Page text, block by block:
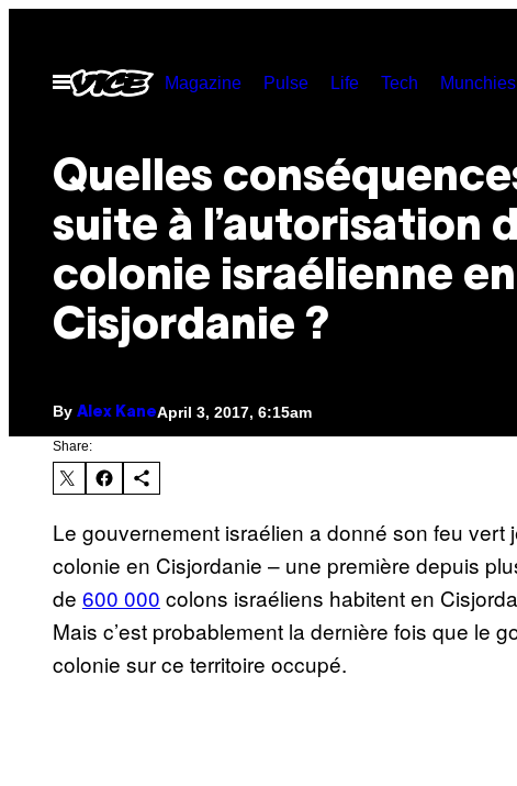
contentOpen
Menu
Magazine Pulse Life Tech Munchies
Quelles
suite à l’autorisation
colonie israélienne en
Cisjordanie ?
By Alex KaneApril 3, 2017, 6:15am
Share:
Le gouvernement israélien a donné son feu
colonie en Cisjordanie – une première depuis
de 600 000 colons israéliens habitent en
Mais c’est probablement la dernière fois que le
colonie sur ce territoire occupé.